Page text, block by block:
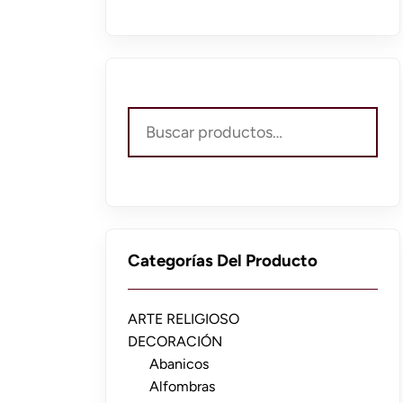
por:
Categorías Del Producto
ARTE RELIGIOSO
DECORACIÓN
Abanicos
Alfombras